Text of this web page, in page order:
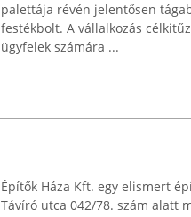
palettája révén jelentősen
festékbolt. A vállalkozás
ügyfelek számára ...
Építők Háza Kft. egy elismert
Távíró utca 042/78. szám alatt